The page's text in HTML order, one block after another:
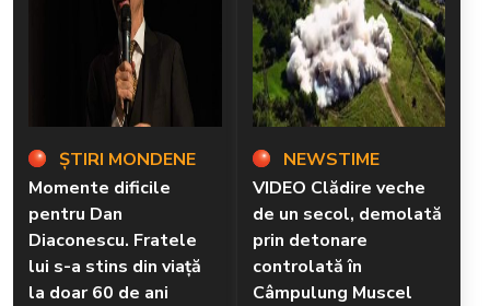
ȘTIRI MONDENE
Momente dificile
pentru Dan
Diaconescu. Fratele
lui s-a stins din viață
la doar 60 de ani
NEWSTIME
VIDEO Clădire veche
de un secol, demolată
prin detonare
controlată în
Câmpulung Muscel